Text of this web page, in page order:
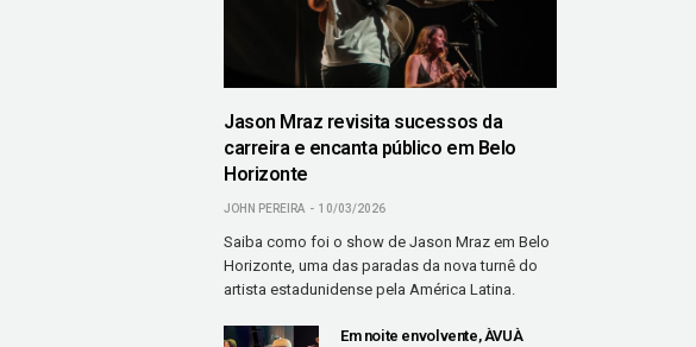
Jason Mraz revisita sucessos da
carreira e encanta público em Belo
Horizonte
JOHN PEREIRA 10/03/2026
Saiba como foi o show de Jason Mraz em Belo
Horizonte, uma das paradas da nova turnê do
artista estadunidense pela América Latina.
Em noite envolvente, ÀVUÀ